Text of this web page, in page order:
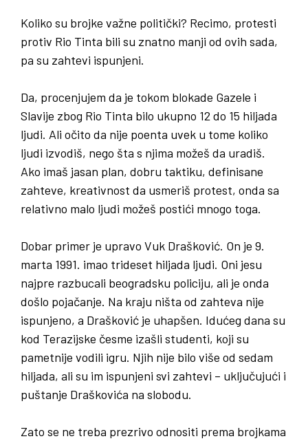
Koliko su brojke važne politički? Recimo, protesti
protiv Rio Tinta bili su znatno manji od ovih sada,
pa su zahtevi ispunjeni.
Da, procenjujem da je tokom blokade Gazele i
Slavije zbog Rio Tinta bilo ukupno 12 do 15 hiljada
ljudi. Ali očito da nije poenta uvek u tome koliko
ljudi izvodiš, nego šta s njima možeš da uradiš.
Ako imaš jasan plan, dobru taktiku, definisane
zahteve, kreativnost da usmeriš protest, onda sa
relativno malo ljudi možeš postići mnogo toga.
Dobar primer je upravo Vuk Drašković. On je 9.
marta 1991. imao trideset hiljada ljudi. Oni jesu
najpre razbucali beogradsku policiju, ali je onda
došlo pojačanje. Na kraju ništa od zahteva nije
ispunjeno, a Drašković je uhapšen. Idućeg dana su
kod Terazijske česme izašli studenti, koji su
pametnije vodili igru. Njih nije bilo više od sedam
hiljada, ali su im ispunjeni svi zahtevi – uključujući i
puštanje Draškovića na slobodu.
Zato se ne treba prezrivo odnositi prema brojkama